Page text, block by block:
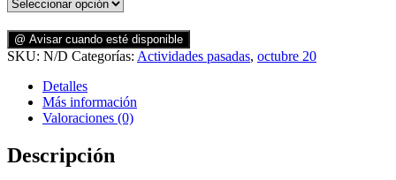
@ Avisar cuando esté disponible
SKU: N/D Categorías: Actividades pasadas, octubre 20
Detalles
Más información
Valoraciones (0)
Descripción